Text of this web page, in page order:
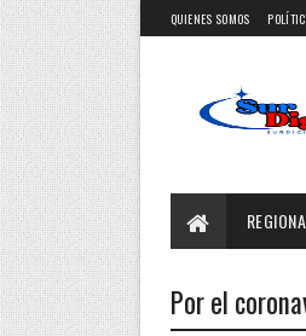
QUIENES SOMOS
Por el